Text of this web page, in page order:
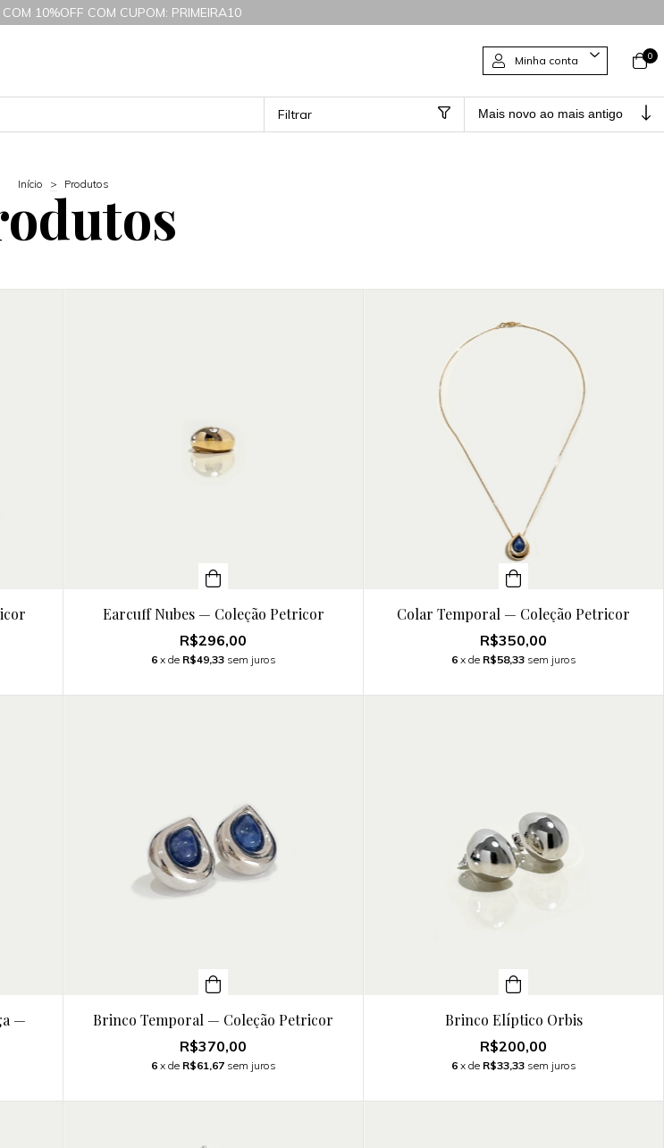
10%OFF COM CUPOM: PRIMEIRA10
Minha conta 0
Filtrar
Início > Produtos
Earcuff Nubes — Coleção Petricor
R$296,00
6 x de R$49,33 sem juros
Colar Temporal — Coleção Petricor
R$350,00
6 x de R$58,33 sem juros
—
Brinco Temporal — Coleção Petricor
R$370,00
6 x de R$61,67 sem juros
Brinco Elíptico Orbis
R$200,00
6 x de R$33,33 sem juros